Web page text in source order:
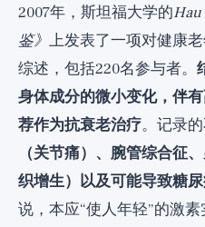
2007年，斯坦福大学的
鉴》 上发表了一项对健康
综述，包括220名参与者。
身体成分的微小变化，伴
荐作为抗衰老治疗。记录
（关节痛）、腕管综合征
织增生）以及可能导致糖
说，本应“使人年轻”的激